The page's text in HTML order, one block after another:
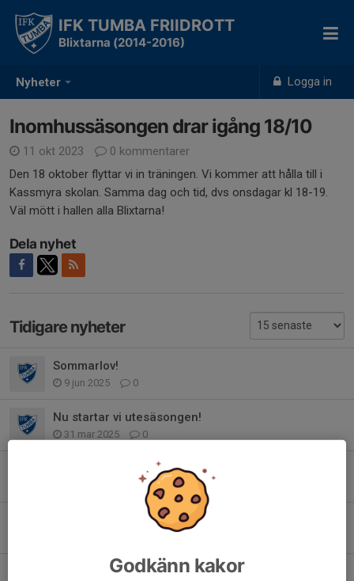
Nyheter Logga in
IFK TUMBA FRIIDROTT
Blixtarna (2014-2016)
Inomhussäsongen drar igång 18/10
11 okt 2023
0 kommentarer
Den 18 oktober flyttar vi in träningen. Vi kommer att hålla till i
Kassmyra skolan. Samma dag och tid, dvs onsdagar kl 18-19.
Väl mött i hallen alla Blixtarna!
Dela nyhet
Tidigare nyheter
Sommarlov!
9 jun 2025 0
Nu startar vi utesäsongen!
31 mar 2025 0
Nu drar vi igång igen!
0
Utesäsongen närmar sig!
Föräldramöte 21/2, kl 18:00 i Kassmyra!
Godkänn kakor